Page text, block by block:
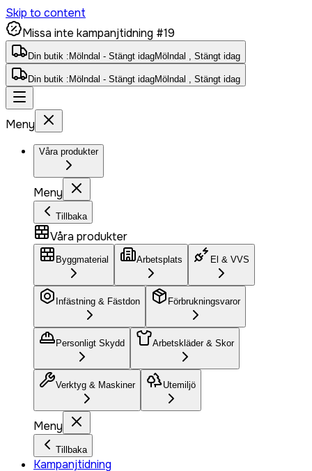
Skip to content
Missa inte kampanjtidning #19
Din butik : Mölndal - Stängt idagMölndal , Stängt idag
Din butik : Mölndal - Stängt idagMölndal , Stängt idag
Meny
Våra produkter
Meny
Tillbaka
Våra produkter
Byggmaterial Arbetsplats El & VVS
Infästning & Fästdon Förbrukningsvaror
Personligt Skydd Arbetskläder & Skor
Verktyg & Maskiner Utemiljö
Meny
Tillbaka
Kampanjtidning